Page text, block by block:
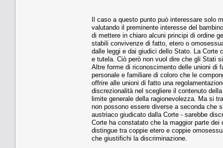
Il caso a questo punto può interessare solo
valutando il preminente interesse del
di mettere in chiaro alcuni principi di ordine
stabili convivenze di fatto, etero o
dalle leggi e dai giudici dello Stato. La Corte
e tutela. Ciò però non vuol dire che gli Stati
Altre forme di riconoscimento delle unioni di
personale e familiare di coloro che le
offrire alle unioni di fatto una
discrezionalità nel scegliere il contenuto
limite generale della ragionevolezza. Ma si
non possono essere diverse a seconda che
austriaco giudicato dalla Corte - sarebbe
Corte ha constatato che la maggior parte
distingue tra coppie etero e coppie
che giustifichi la discriminazione.